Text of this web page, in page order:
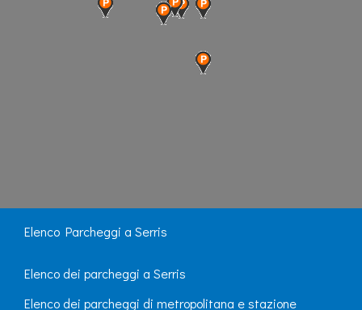
Elenco Parcheggi a Serris
Elenco dei parcheggi a Serris
Elenco dei parcheggi di metropolitana e stazione